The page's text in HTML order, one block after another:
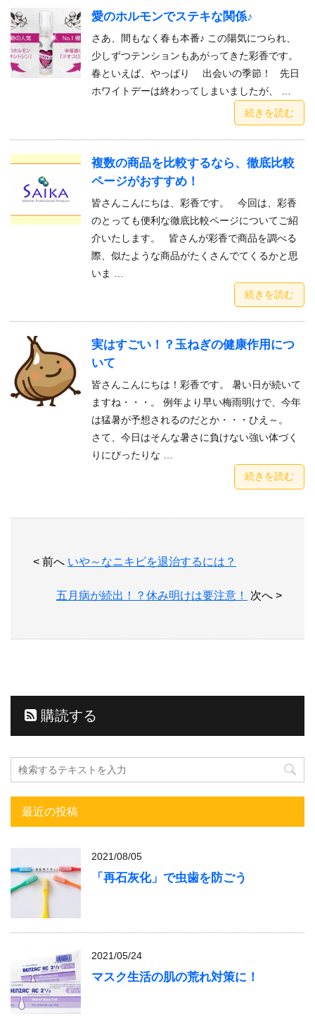
愛のホルモンでステキな関係♪
さあ、間もなく春も本番♪ この陽気につられ、
少しずつテンションもあがってきた彩香です。
春といえば、やっぱり 出会いの季節！ 先日
ホワイトデーは終わってしまいましたが、 …
続きを読む
複数の商品を比較するなら、徹底比較
ページがおすすめ！
皆さんこんにちは、彩香です。 今回は、彩香
のとっても便利な徹底比較ページについてご紹
介いたします。 皆さんが彩香で商品を調べる
際、似たような商品がたくさんでてくるかと思
いま …
続きを読む
実はすごい！？玉ねぎの健康作用につ
いて
皆さんこんにちは！彩香です。 暑い日が続いて
ますね・・・。 例年より早い梅雨明けで、今年
は猛暑が予想されるのだとか・・・ひえ～。
さて、今日はそんな暑さに負けない強い体づく
りにぴったりな …
続きを読む
< 前へ いや～なニキビを退治するには？
五月病が続出！？休み明けは要注意！ 次へ >
購読する
最近の投稿
2021/08/05
「再石灰化」で虫歯を防ごう
2021/05/24
マスク生活の肌の荒れ対策に！